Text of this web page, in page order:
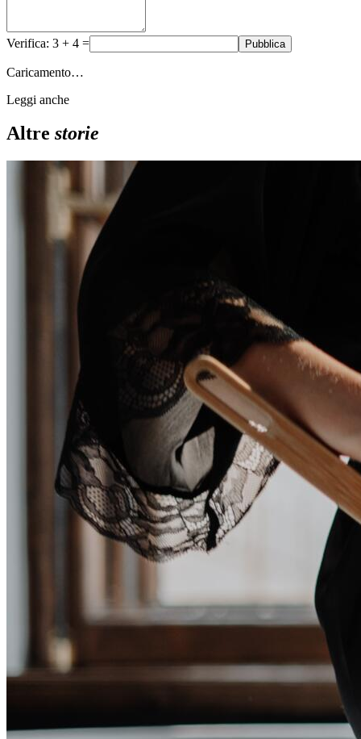
Verifica: 3 + 4 = Pubblica
Caricamento…
Leggi anche
Altre storie